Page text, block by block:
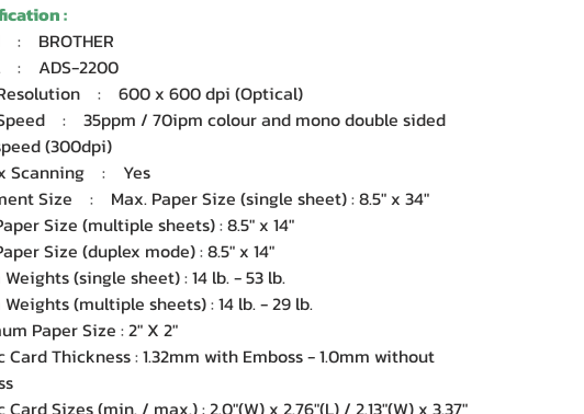
:
: BROTHER
: ADS-2200
: 600 x 600 dpi (Optical)
: 35ppm / 70ipm colour and mono double sided
(300dpi)
Scanning : Yes
Size : Max. Paper Size (single sheet) : 8.5" x 34"
Size (multiple sheets) : 8.5" x 14"
Size (duplex mode) : 8.5" x 14"
(single sheet) : 14 lb. - 53 lb.
Weights (multiple sheets) : 14 lb. - 29 lb.
Paper Size : 2" X 2"
Card Thickness : 1.32mm with Emboss - 1.0mm without
Card Sizes (min. / max.) : 2.0"(W) x 2.76"(L) / 2.13"(W) x 3.37"